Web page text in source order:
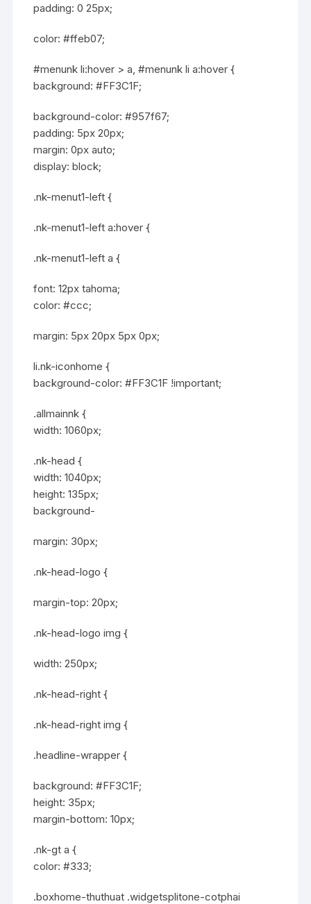
padding: 0 25px;
color: #ffeb07;
#menunk li:hover > a, #menunk li a:hover {
background: #FF3C1F;
background-color: #957f67;
padding: 5px 20px;
margin: 0px auto;
display: block;
.nk-menut1-left {
.nk-menut1-left a:hover {
.nk-menut1-left a {
font: 12px tahoma;
color: #ccc;
margin: 5px 20px 5px 0px;
li.nk-iconhome {
background-color: #FF3C1F !important;
.allmainnk {
width: 1060px;
.nk-head {
width: 1040px;
height: 135px;
background-
margin: 30px;
.nk-head-logo {
margin-top: 20px;
.nk-head-logo img {
width: 250px;
.nk-head-right {
.nk-head-right img {
.headline-wrapper {
background: #FF3C1F;
height: 35px;
margin-bottom: 10px;
.nk-gt a {
color: #333;
.boxhome-thuthuat .widgetsplitone-cotphai